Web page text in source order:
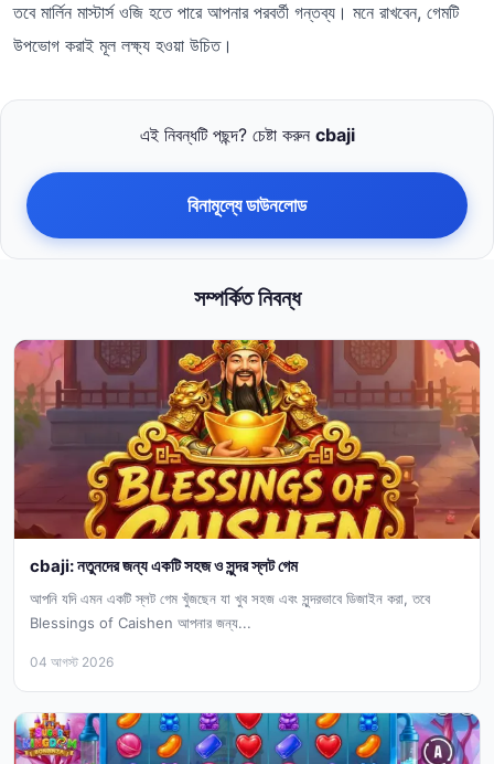
তবে মার্লিন মাস্টার্স ওজি হতে পারে আপনার পরবর্তী গন্তব্য। মনে রাখবেন, গেমটি
উপভোগ করাই মূল লক্ষ্য হওয়া উচিত।
এই নিবন্ধটি পছন্দ? চেষ্টা করুন cbaji
বিনামূল্যে ডাউনলোড
সম্পর্কিত নিবন্ধ
cbaji: নতুনদের জন্য একটি সহজ ও সুন্দর স্লট গেম
আপনি যদি এমন একটি স্লট গেম খুঁজছেন যা খুব সহজ এবং সুন্দরভাবে ডিজাইন করা, তবে
Blessings of Caishen আপনার জন্য...
04 আগস্ট 2026